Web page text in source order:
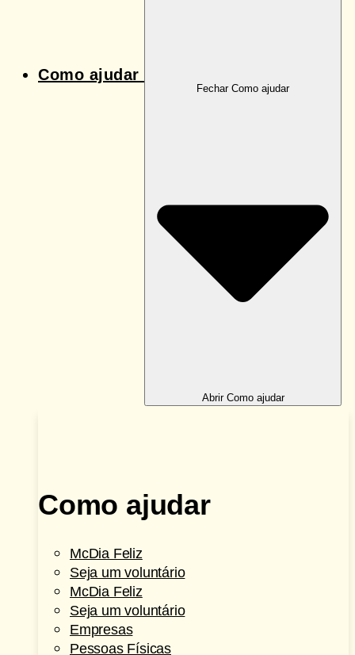
Como ajudar
Fechar Como ajudar
Abrir Como ajudar
Como ajudar
McDia Feliz
Seja um voluntário
McDia Feliz
Seja um voluntário
Empresas
Pessoas Físicas